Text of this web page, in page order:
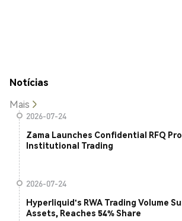
Notícias
Mais
2026-07-24
Zama Launches Confidential RFQ
Institutional Trading
2026-07-24
Hyperliquid's RWA Trading Volume
Assets, Reaches 54% Share